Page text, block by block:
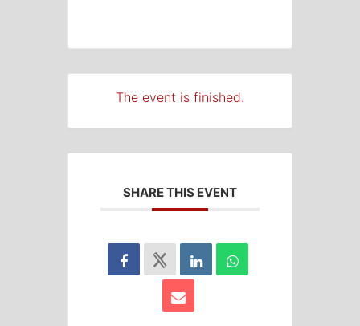
The event is finished.
SHARE THIS EVENT